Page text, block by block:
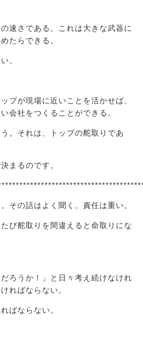
速さである。これは大きな武器に
たらできる。
。
プが現場に近いことを活かせば、
会社をつくることができる。
。それは、トップの舵取りであ
まるのです。
その話はよく聞く。責任は重い。
び舵取りを間違えると命取りにな
ろうか！」と日々考え続けなけれ
ればならない。
ばならない。